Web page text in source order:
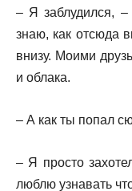
– Я заблудился, –
знаю, как отсюда
внизу. Моими
и облака.
– А как ты попал
– Я просто
люблю узнавать